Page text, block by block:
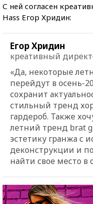
С ней согласен
Hass Егор Хридин:
Егор Хридин
креативный
«Да, некоторые
перейдут в осень-
сохранит
стильный тренд
гардероб. Также
летний тренд brat
эстетику гранжа с
деконструкции и
найти свое место в